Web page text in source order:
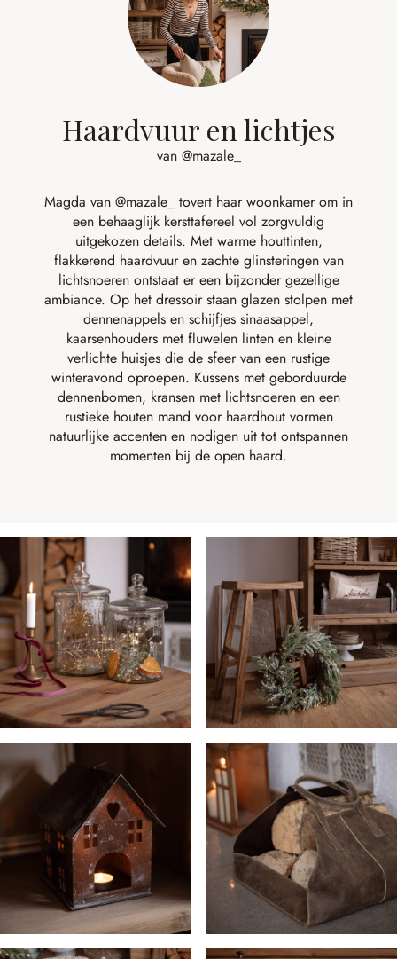
Haardvuur en lichtjes
van @mazale_
Magda van @mazale_ tovert haar woonkamer om in
een behaaglijk kersttafereel vol zorgvuldig
uitgekozen details. Met warme houttinten,
flakkerend haardvuur en zachte glinsteringen van
lichtsnoeren ontstaat er een bijzonder gezellige
ambiance. Op het dressoir staan glazen stolpen met
dennenappels en schijfjes sinaasappel,
kaarsenhouders met fluwelen linten en kleine
verlichte huisjes die de sfeer van een rustige
winteravond oproepen. Kussens met geborduurde
dennenbomen, kransen met lichtsnoeren en een
rustieke houten mand voor haardhout vormen
natuurlijke accenten en nodigen uit tot ontspannen
momenten bij de open haard.